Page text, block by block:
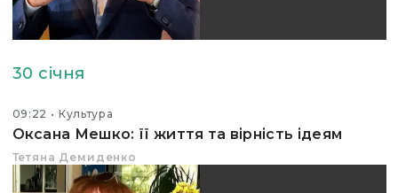
30 січня
09:22 Культура
Оксана Мешко: її життя та вірність ідеям
Тетяна Демиденко